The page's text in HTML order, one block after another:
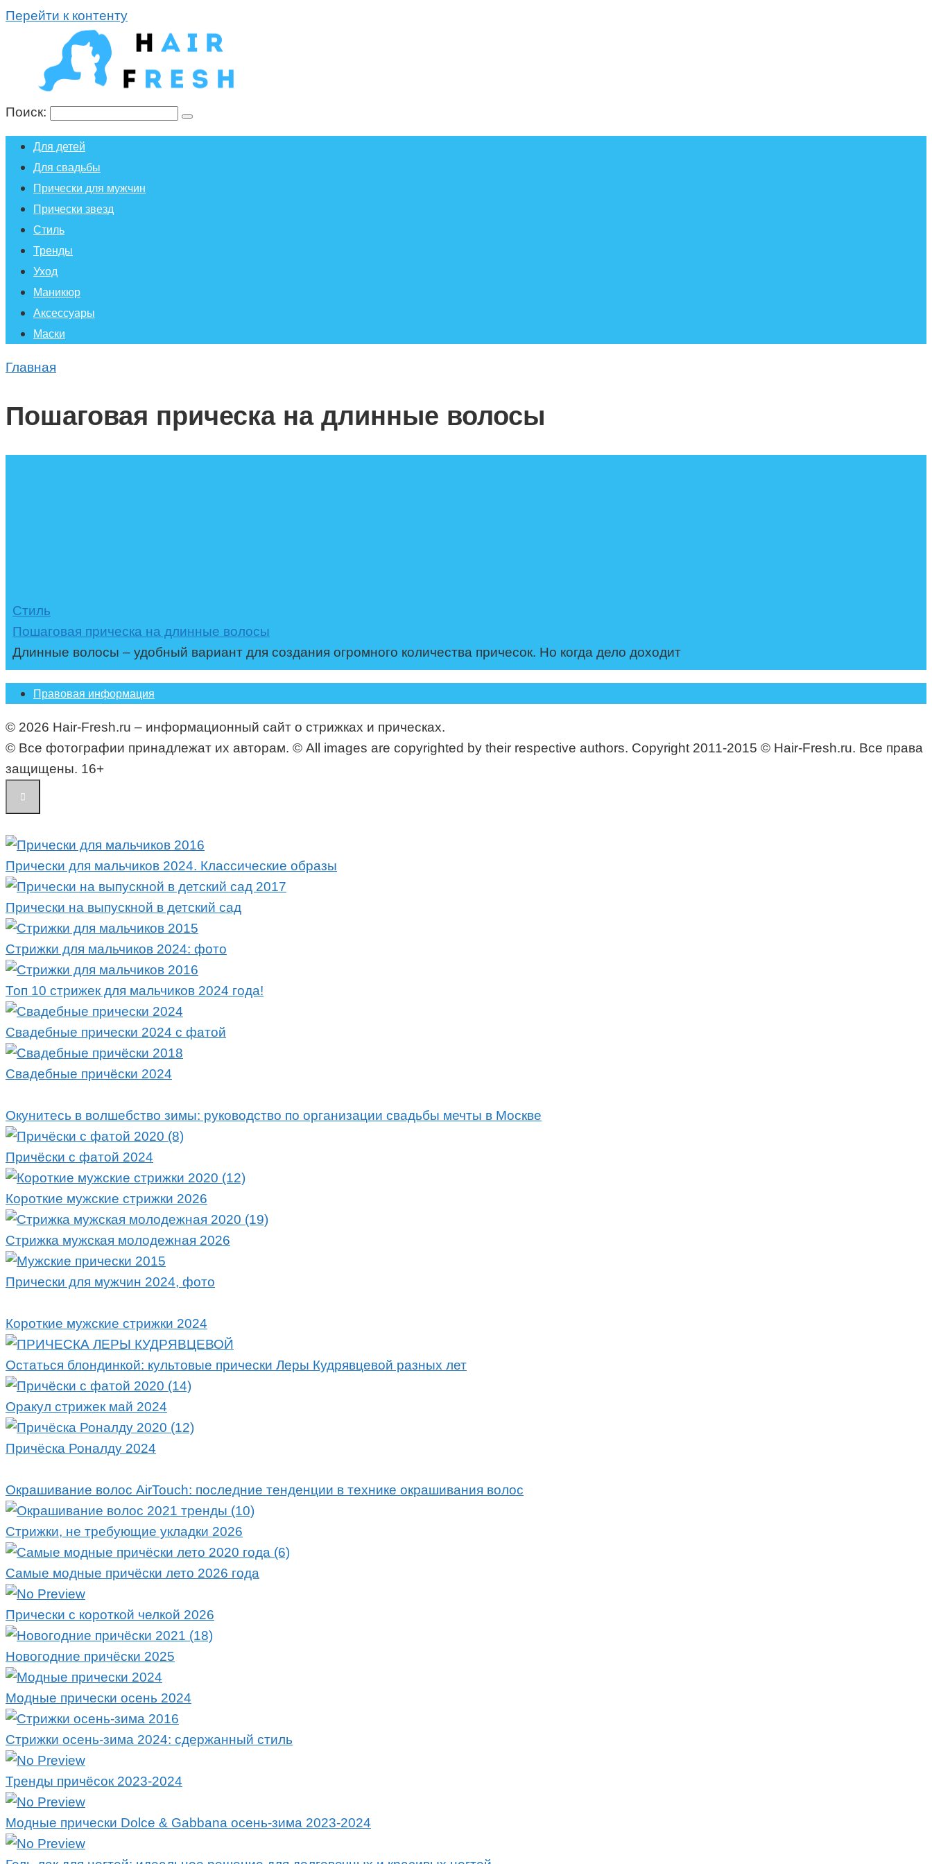
Перейти к контенту
Поиск:
Для детей
Для свадьбы
Прически для мужчин
Прически звезд
Стиль
Тренды
Уход
Маникюр
Аксессуары
Маски
Главная
Пошаговая прическа на длинные волосы
Стиль
Пошаговая прическа на длинные волосы
Длинные волосы – удобный вариант для создания огромного количества причесок. Но когда дело доходит
Правовая информация
© 2026 Hair-Fresh.ru – информационный сайт о стрижках и прическах.
© Все фотографии принадлежат их авторам. © All images are copyrighted by their respective authors. Copyright 2011-2015 © Hair-Fresh.ru. Все права
защищены. 16+
Прически для мальчиков 2024. Классические образы
Прически на выпускной в детский сад
Стрижки для мальчиков 2024: фото
Топ 10 стрижек для мальчиков 2024 года!
Свадебные прически 2024 с фатой
Свадебные причёски 2024
Окунитесь в волшебство зимы: руководство по организации свадьбы мечты в Москве
Причёски с фатой 2024
Короткие мужские стрижки 2026
Стрижка мужская молодежная 2026
Прически для мужчин 2024, фото
Короткие мужские стрижки 2024
Остаться блондинкой: культовые прически Леры Кудрявцевой разных лет
Оракул стрижек май 2024
Причёска Роналду 2024
Окрашивание волос AirTouch: последние тенденции в технике окрашивания волос
Стрижки, не требующие укладки 2026
Самые модные причёски лето 2026 года
Прически с короткой челкой 2026
Новогодние причёски 2025
Модные прически осень 2024
Стрижки осень-зима 2024: сдержанный стиль
Тренды причёсок 2023-2024
Модные прически Dolce & Gabbana осень-зима 2023-2024